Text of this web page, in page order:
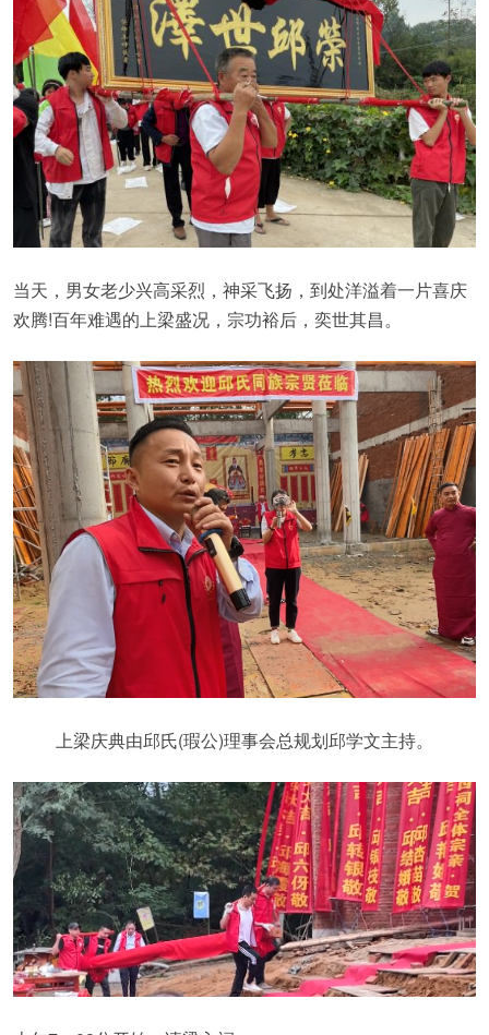
当天，男女老少兴高采烈，神采飞扬，到处洋溢着一片喜庆
欢腾!百年难遇的上梁盛况，宗功裕后，奕世其昌。
上梁庆典由邱氏(瑕公)理事会总规划邱学文主持。